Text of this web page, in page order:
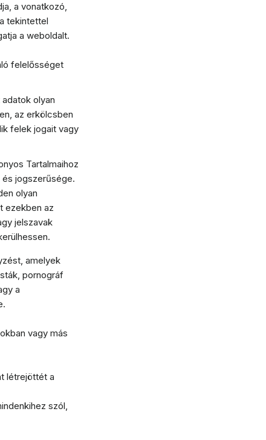
a vonatkozó,
tekintettel
a weboldalt.
felelősséget
olyan
az erkölcsben
felek jogait vagy
Tartalmaihoz
jogszerűsége.
olyan
ezekben az
jelszavak
amelyek
pornográf
a
vagy más
létrejöttét a
szól,